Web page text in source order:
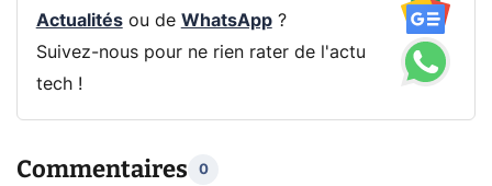
Actualitésou de WhatsApp?
Suivez-nous pour ne rien rater de l'actu
tech !
Commentaires 0